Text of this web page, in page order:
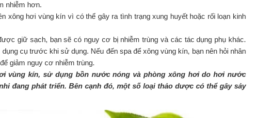
nhiễm hơn.
xông hơi vùng kín vì có thể gây ra tình trạng xung huyết hoặc rối loạn kinh
giữ sạch, bạn sẽ có nguy cơ bị nhiễm trùng và các tác dụng phụ khác.
cụ trước khi sử dụng. Nếu đến spa để xông vùng kín, bạn nên hỏi nhân
giảm nguy cơ nhiễm trùng.
vùng kín, sử dụng bồn nước nóng và phòng xông hơi do hơi nước
đang phát triển. Bên cạnh đó, một số loại thảo dược có thể gây sảy